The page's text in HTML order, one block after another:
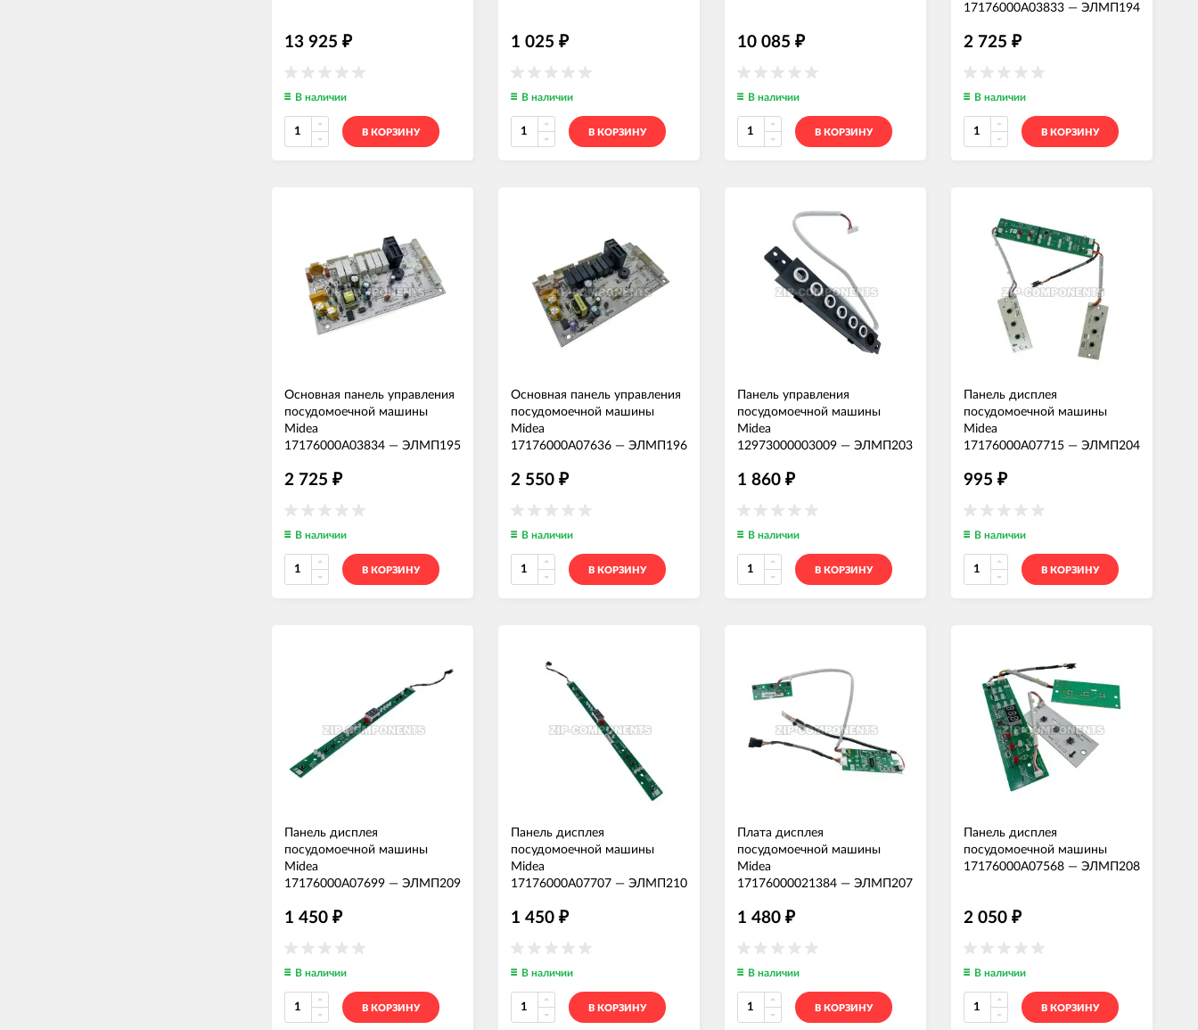
13 925 ₽
В наличии
В КОРЗИНУ
1 025 ₽
В наличии
В КОРЗИНУ
10 085 ₽
В наличии
В КОРЗИНУ
17176000A03833 — ЭЛМП194
2 725 ₽
В наличии
В КОРЗИНУ
Основная панель управления
посудомоечной машины
Midea
17176000A03834 — ЭЛМП195
2 725 ₽
В наличии
В КОРЗИНУ
Основная панель управления
посудомоечной машины
Midea
17176000A07636 — ЭЛМП196
2 550 ₽
В наличии
В КОРЗИНУ
Панель управления
посудомоечной машины
Midea
12973000003009 — ЭЛМП203
1 860 ₽
В наличии
В КОРЗИНУ
Панель дисплея
посудомоечной машины
Midea
17176000A07715 — ЭЛМП204
995 ₽
В наличии
В КОРЗИНУ
Панель дисплея
посудомоечной машины
Midea
17176000A07699 — ЭЛМП209
1 450 ₽
В наличии
В КОРЗИНУ
Панель дисплея
посудомоечной машины
Midea
17176000A07707 — ЭЛМП210
1 450 ₽
В наличии
В КОРЗИНУ
Плата дисплея
посудомоечной машины
Midea
17176000021384 — ЭЛМП207
1 480 ₽
В наличии
В КОРЗИНУ
Панель дисплея
посудомоечной машины
17176000A07568 — ЭЛМП208
2 050 ₽
В наличии
В КОРЗИНУ